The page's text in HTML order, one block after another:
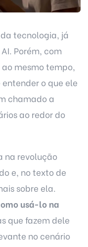
tecnologia, já
Porém, com
mesmo tempo,
o que ele
chamado a
ao redor do
na revolução
e, no texto de
sobre ela.
usá-lo na
que fazem dele
no cenário